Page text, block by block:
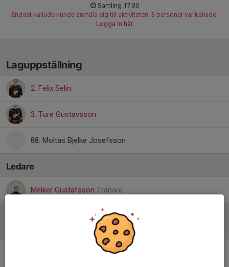
Samling 17:30
Endast kallade kunde anmäla sig till aktiviteten. 3 personer var kallade.
Logga in här
Laguppställning
2. Felix Selin
3. Ture Gustavsson
88. Moltas Bjelke Josefsson
Ledare
Melker Gustafsson Tränare